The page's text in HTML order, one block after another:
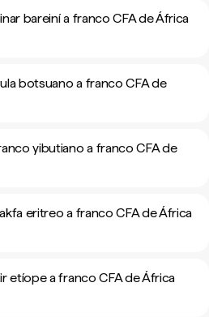
bareiní a franco CFA de África
botsuano a franco CFA de
yibutiano a franco CFA de
eritreo a franco CFA de África
etíope a franco CFA de África